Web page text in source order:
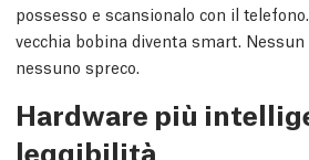
possesso e scansionalo con il
vecchia bobina diventa smart. Nessun
nessuno spreco.
Hardware più
leggibilità